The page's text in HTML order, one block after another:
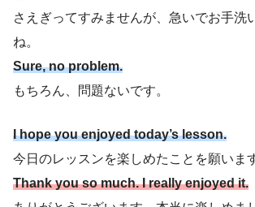
さえぎってすみませんが、急いでお手洗
ね。
Sure, no problem.
もちろん、問題ないです。
I hope you enjoyed today’s lesson.
今日のレッスンを楽しめたことを願いま
Thank you so much. I really enjoyed it.